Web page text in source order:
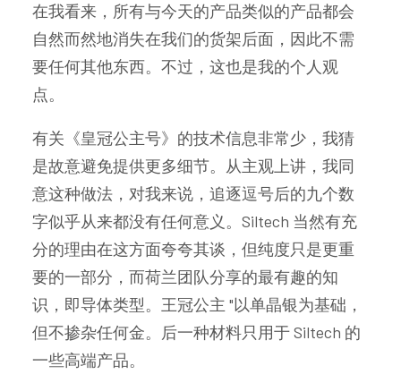
在我看来，所有与今天的产品类似的产品都会
自然而然地消失在我们的货架后面，因此不需
要任何其他东西。不过，这也是我的个人观
点。
有关《皇冠公主号》的技术信息非常少，我猜
是故意避免提供更多细节。从主观上讲，我同
意这种做法，对我来说，追逐逗号后的九个数
字似乎从来都没有任何意义。Siltech 当然有充
分的理由在这方面夸夸其谈，但纯度只是更重
要的一部分，而荷兰团队分享的最有趣的知
识，即导体类型。王冠公主 "以单晶银为基础，
但不掺杂任何金。后一种材料只用于 Siltech 的
一些高端产品。